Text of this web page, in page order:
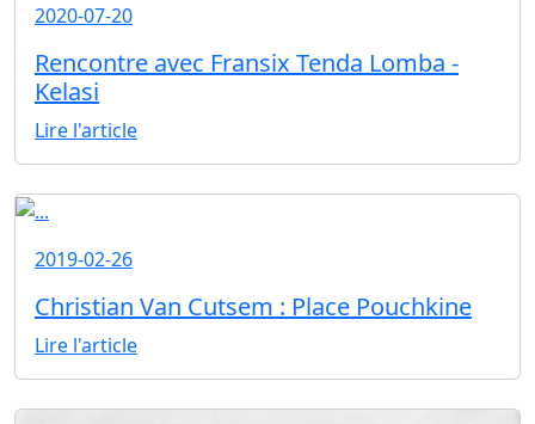
2020-07-20
Rencontre avec Fransix Tenda Lomba -
Kelasi
Lire l'article
2019-02-26
Christian Van Cutsem : Place Pouchkine
Lire l'article